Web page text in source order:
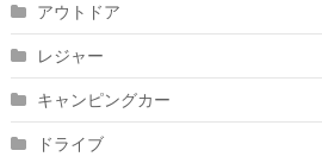
アウトドア
レジャー
キャンピングカー
ドライブ